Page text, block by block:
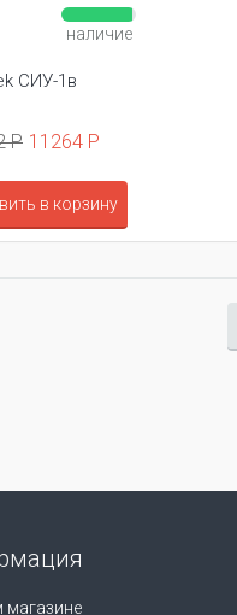
наличие
СИУ-1в
Р 11264 Р
в корзину